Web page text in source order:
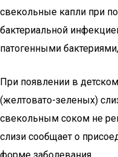
свекольные капли при
бактериальной
патогенными
При появлении в
(желтовато-зеленых)
свекольным соком не
слизи сообщает о